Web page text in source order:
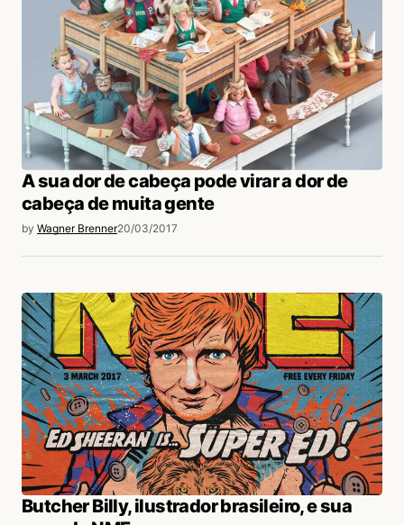
A sua dor de cabeça pode virar a dor de
cabeça de muita gente
by Wagner Brenner20/03/2017
Butcher Billy, ilustrador brasileiro, e sua